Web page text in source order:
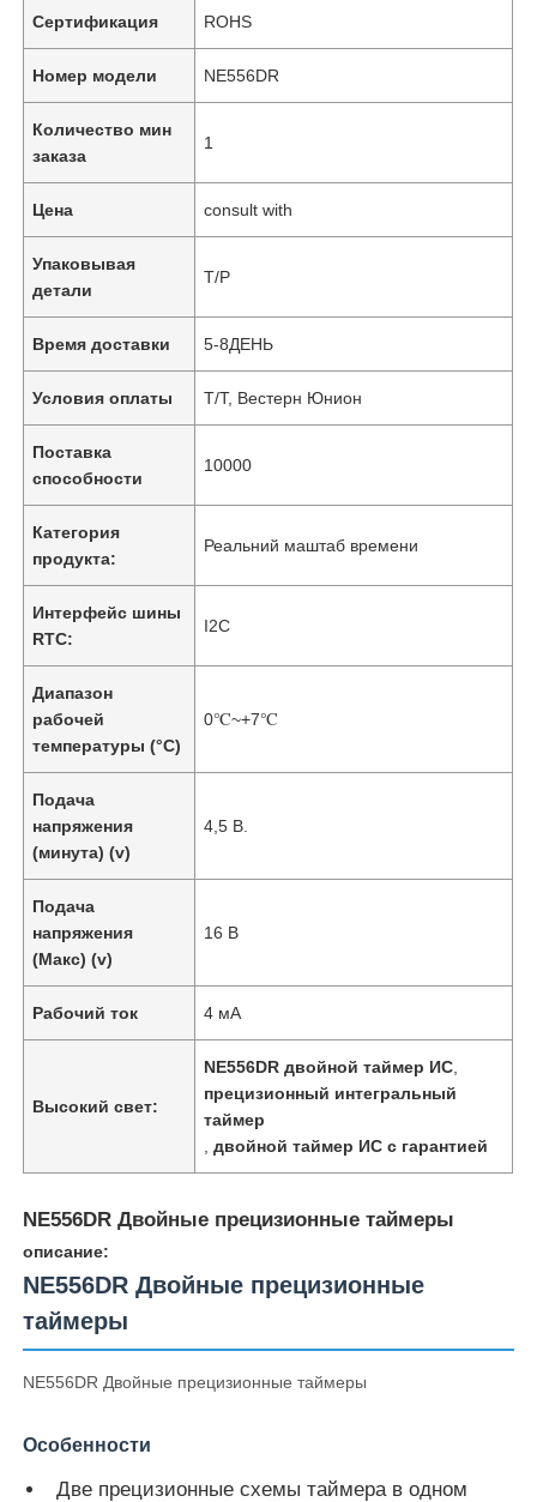
Домой
Сертификация ROHS
Номер модели NE556DR
Количество мин
заказа
1
Цена consult with
Упаковывая
детали
Т/Р
Время доставки 5-8ДЕНЬ
Условия оплаты Т/Т, Вестерн Юнион
Поставка
способности
10000
Категория
продукта:
Реальний маштаб времени
Интерфейс шины
RTC:
I2C
Диапазон
рабочей
температуры (°C)
0℃~+7℃
Подача
напряжения
(минута) (v)
4,5 В.
Подача
напряжения
(Макс) (v)
16 В
Рабочий ток 4 мА
Высокий свет:
NE556DR двойной таймер ИС
прецизионный интегральный
таймер
,двойной таймер ИС с гарантией
NE556DR Двойные прецизионные таймеры
описание:
NE556DR Двойные прецизионные
таймеры
NE556DR Двойные прецизионные таймеры
Особенности
Две прецизионные схемы таймера в одном